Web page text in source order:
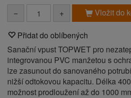
− + Vložit do
Přidat do oblíbených
Sanační vpust TOPWET pro
integrovanou PVC manžetou s
lze zasunout do sanovaného
nižší odtokovou kapacitu. Délka
možnost prodloužení až do 1000